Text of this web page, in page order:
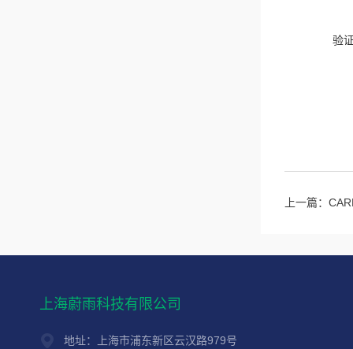
验
上一篇：
上海蔚雨科技有限公司
地址：上海市浦东新区云汉路979号